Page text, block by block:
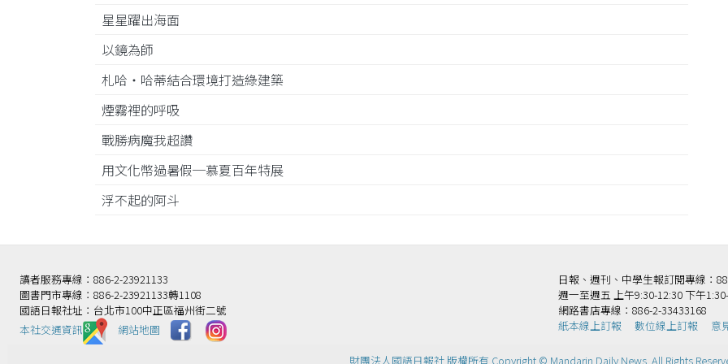
星星躍出海面
以鏡為師
札哈‧哈蒂結合環境打造綠建築
煙霧裡的呼吸
戰勝病魔我超讚
用文化幣過暑假─慕夏百年特展
浮不起的阿斗
讀者服務專線：886-2-23921133
圖書門市專線：886-2-23921133轉1108
國語日報社址：台北市100中正區福州街二號
本社交通資訊️
網站地圖
日報、週刊、中學生報訂閱專線：
週一至週五 上午9:30-12:30 下午
網路書店專線：886-2-33433168
紙本線上訂報
數位線上訂報 意
財團法人國語日報社 版權所有 Copyright © Mandarin Daily News. All Rights